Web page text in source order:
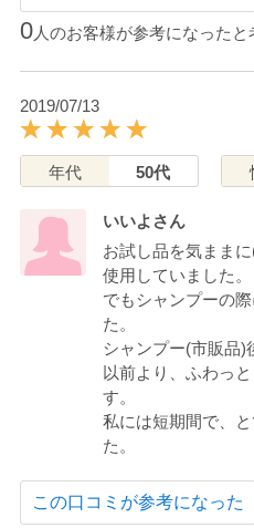
0人のお客様が参考になったと
2019/07/13
年代 50代
いいよさん
お試し品を気まま
使用していました。
でもシャンプーの
た。
シャンプー(市販品)
以前より、ふわっ
す。
私には短期間で、
た。
この口コミが参考になった